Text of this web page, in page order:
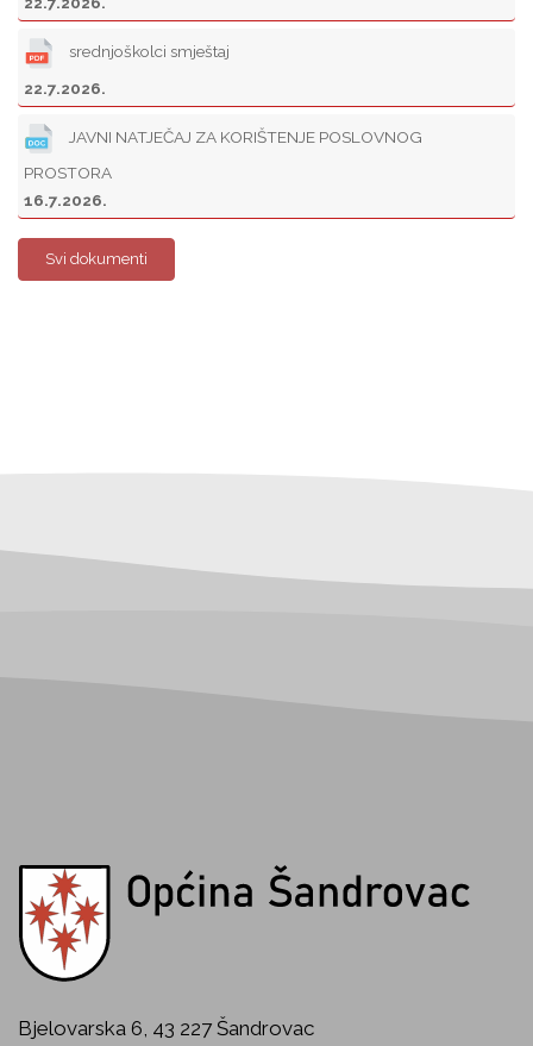
srednjoškolci smještaj
22.7.2026.
JAVNI NATJEČAJ ZA KORIŠTENJE POSLOVNOG
PROSTORA
16.7.2026.
Svi dokumenti
Bjelovarska 6, 43 227 Šandrovac